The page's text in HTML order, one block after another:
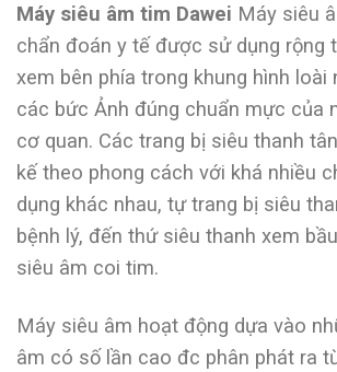
Máy siêu âm tim Dawei Máy siêu
chẩn đoán y tế được sử dụng rộng
xem bên phía trong khung hình loài
các bức Ảnh đúng chuẩn mực của
cơ quan. Các trang bị siêu thanh
kế theo phong cách với khá nhiều
dụng khác nhau, tự trang bị siêu
bệnh lý, đến thứ siêu thanh xem
siêu âm coi tim.
Máy siêu âm hoạt động dựa vào
âm có số lần cao đc phân phát ra